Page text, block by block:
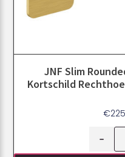
JNF Slim
Kortschild
€
-